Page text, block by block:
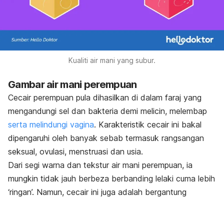
Kualiti air mani yang subur.
Gambar air mani perempuan
Cecair perempuan pula dihasilkan di dalam faraj yang
mengandungi sel dan bakteria demi melicin, melembap
serta melindungi vagina. Karakteristik cecair ini bakal
dipengaruhi oleh banyak sebab termasuk rangsangan
seksual, ovulasi, menstruasi dan usia.
Dari segi warna dan tekstur air mani perempuan, ia
mungkin tidak jauh berbeza berbanding lelaki cuma lebih
‘ringan’. Namun, cecair ini juga adalah bergantung